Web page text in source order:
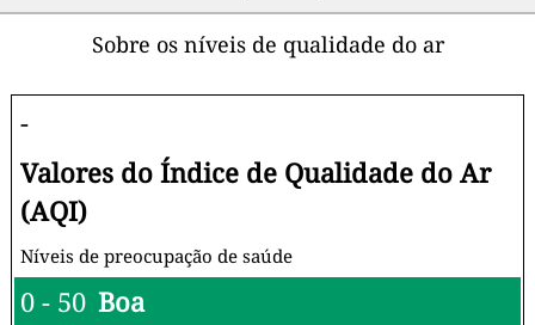
Sobre os níveis de qualidade do ar
-
Valores do Índice de Qualidade do Ar
(AQI)
Níveis de preocupação de saúde
0 - 50 Boa